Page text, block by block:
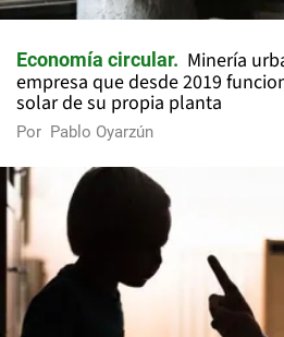
Economía circular
Minería
empresa que desde 2019
solar de su propia planta
Por Pablo Oyarzún